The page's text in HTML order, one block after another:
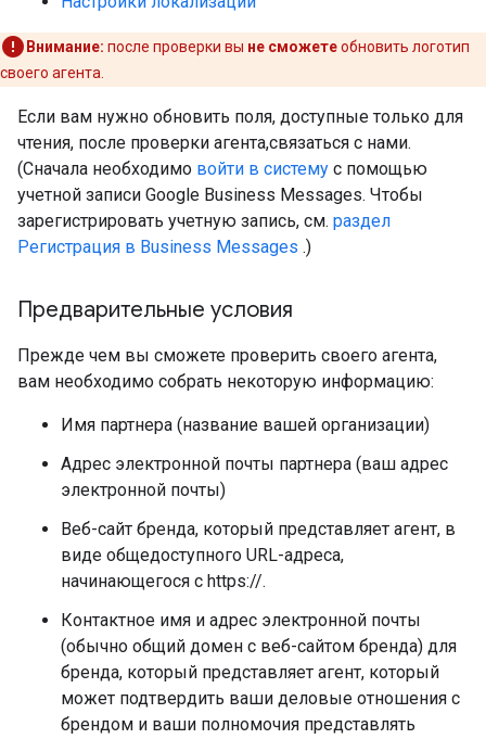
Внимание: после проверки вы не сможетеобновить логотип
своего агента.
Если вам нужно обновить поля, доступные только для
чтения, после проверки агента,связаться с нами.
(Сначала необходимо войти в систему с помощью
учетной записи Google Business Messages. Чтобы
зарегистрировать учетную запись, см. раздел
Регистрация в Business Messages .)
Предварительные условия
Прежде чем вы сможете проверить своего агента,
вам необходимо собрать некоторую информацию:
Имя партнера (название вашей организации)
Адрес электронной почты партнера (ваш адрес
электронной почты)
Веб-сайт бренда, который представляет агент, в
виде общедоступного URL-адреса,
начинающегося с https://.
Контактное имя и адрес электронной почты
(обычно общий домен с веб-сайтом бренда) для
бренда, который представляет агент, который
может подтвердить ваши деловые отношения с
брендом и ваши полномочия представлять